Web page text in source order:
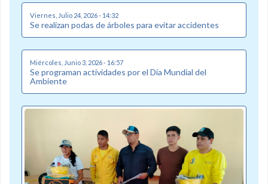
Viernes, Julio 24, 2026 - 14:32
Se realizan podas de árboles para evitar accidentes
Miércoles, Junio 3, 2026 - 16:57
Se programan actividades por el Día Mundial del
Ambiente